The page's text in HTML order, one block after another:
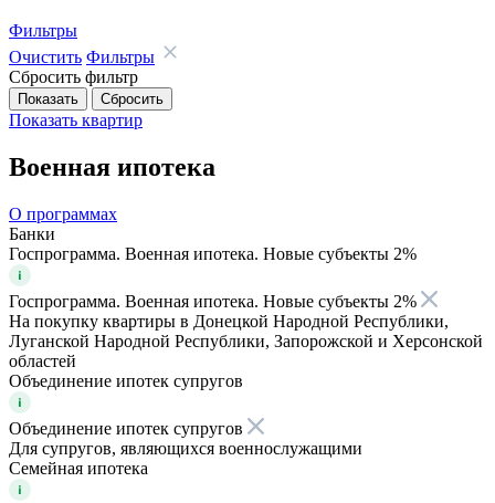
Фильтры
Очистить Фильтры
Сбросить фильтр
Показать квартир
Военная ипотека
О программах
Банки
Госпрограмма. Военная ипотека. Новые субъекты 2%
Госпрограмма. Военная ипотека. Новые субъекты 2%
На покупку квартиры в Донецкой Народной Республики,
Луганской Народной Республики, Запорожской и Херсонской
областей
Объединение ипотек супругов
Объединение ипотек супругов
Для супругов, являющихся военнослужащими
Семейная ипотека